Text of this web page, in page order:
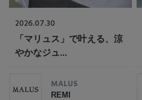
2026.07.30
「マリュス」で叶える、涼
やかなジュ...
MALUS
REMI